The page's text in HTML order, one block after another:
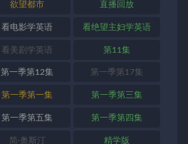
欲望都市 直播回放
看电影学英语 看绝望主妇学英语
看美剧学英语 第11集
第一季第12集 第一季第17集
第一季第一集 第一季第三集
第一季第五集 第一季第四集
简·奥斯汀 精学版